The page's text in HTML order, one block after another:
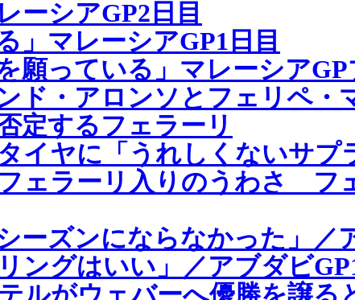
ーシアGP2日目
」マレーシアGP1日目
願っている」マレーシア
ド・アロンソとフェリペ・
定するフェラーリ
イヤに「うれしくないサプ
ェラーリ入りのうわさ フ
ーズンにならなかった」／
ングはいい」／アブダビ
ルがウェバーへ優勝を譲る